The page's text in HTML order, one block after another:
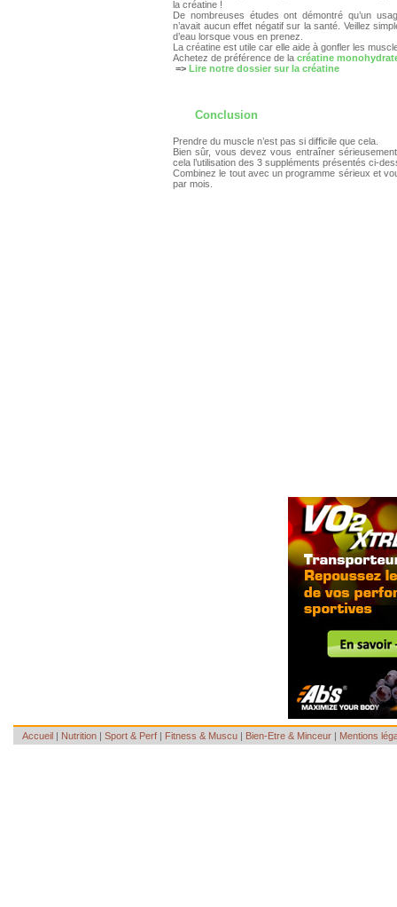
la créatine !
De nombreuses études ont démontré qu’un
n’avait aucun effet négatif sur la santé. Veillez
d’eau lorsque vous en prenez.
La créatine est utile car elle aide à gonfler les
Achetez de préférence de la créatine
=> Lire notre dossier sur la créatine
Conclusion
Prendre du muscle n’est pas si difficile que cela.
Bien sûr, vous devez vous entraîner
cela l’utilisation des 3 suppléments présentés ci-
Combinez le tout avec un programme sérieux et
par mois.
Accueil | Nutrition | Sport & Perf | Fitness & Muscu | Bien-Etre & Minceur | Mentions